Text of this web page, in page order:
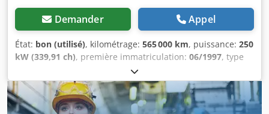
Demander Appel
État: bon (utilisé), kilométrage: 565 000 km, puissance: 250
kW (339,91 ch), première immatriculation: 06/1997, type
, configuration d'essieux:
carburant:diesel, couleur:bleu, type d'engrenage:
mécanique, suspension:acier-air, longueur totale:8 200
mm, largeur totale:2 500 mm, hauteur totale:3 750 mm,